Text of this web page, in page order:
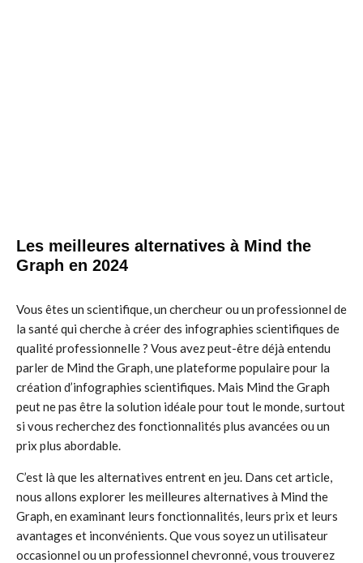
Les meilleures alternatives à Mind the
Graph en 2024
Vous êtes un scientifique, un chercheur ou un professionnel de
la santé qui cherche à créer des infographies scientifiques de
qualité professionnelle ? Vous avez peut-être déjà entendu
parler de Mind the Graph, une plateforme populaire pour la
création d’infographies scientifiques. Mais Mind the Graph
peut ne pas être la solution idéale pour tout le monde, surtout
si vous recherchez des fonctionnalités plus avancées ou un
prix plus abordable.
C’est là que les alternatives entrent en jeu. Dans cet article,
nous allons explorer les meilleures alternatives à Mind the
Graph, en examinant leurs fonctionnalités, leurs prix et leurs
avantages et inconvénients. Que vous soyez un utilisateur
occasionnel ou un professionnel chevronné, vous trouverez